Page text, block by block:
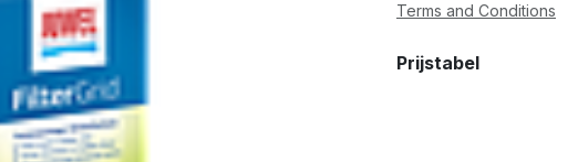
Terms and Conditions
Prijstabel